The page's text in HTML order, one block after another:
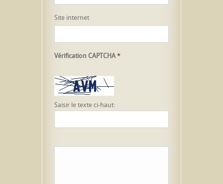
Site internet
Vérification CAPTCHA*
Saisir le texte ci-haut: